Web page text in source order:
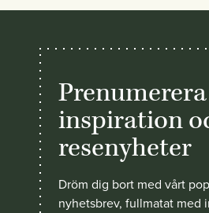
inspiration
resenyheter
Dröm dig bort med vårt
nyhetsbrev, fullmatat med